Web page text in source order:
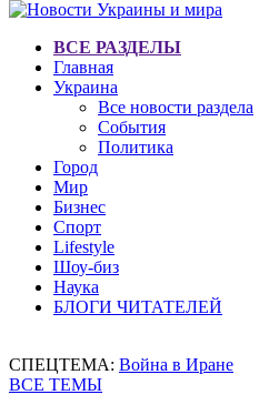
ВСЕ РАЗДЕЛЫ
Главная
Украина
Все новости раздела
События
Политика
Город
Мир
Бизнес
Спорт
Lifestyle
Шоу-биз
Наука
БЛОГИ ЧИТАТЕЛЕЙ
СПЕЦТЕМА: Война в Иране
ВСЕ ТЕМЫ